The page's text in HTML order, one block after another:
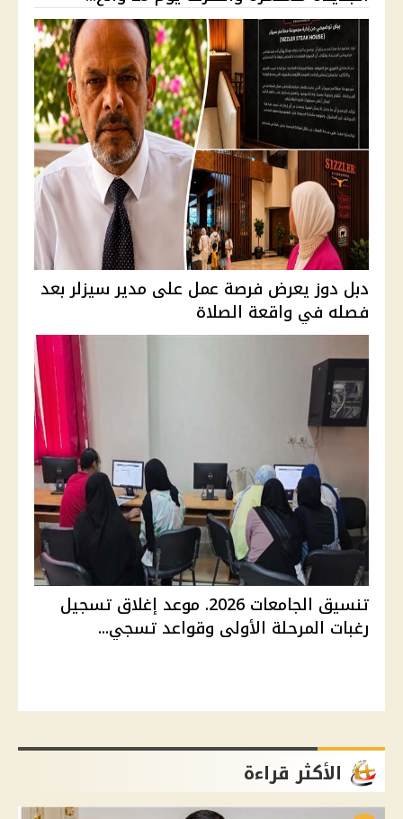
دبل دوز يعرض فرصة عمل على مدير سيزلر بعد
فصله في واقعة الصلاة
تنسيق الجامعات 2026. موعد إغلاق تسجيل
رغبات المرحلة الأولى وقواعد تسجي...
الأكثر قراءة